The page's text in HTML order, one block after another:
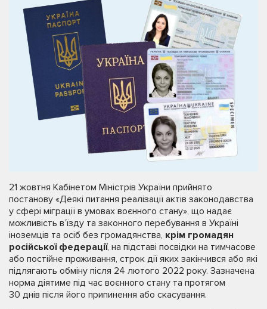
21 жовтня Кабінетом Міністрів України прийнято
постанову «Деякі питання реалізації актів законодавства
у сфері міграції в умовах воєнного стану», що надає
можливість в’їзду та законного перебування в Україні
іноземців та осіб без громадянства, крім громадян
російської федерації, на підставі посвідки на тимчасове
або постійне проживання, строк дії яких закінчився або які
підлягають обміну після 24 лютого 2022 року. Зазначена
норма діятиме під час воєнного стану та протягом
30 днів після його припинення або скасування.